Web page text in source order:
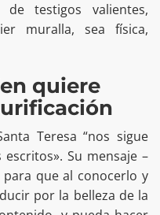
de testigos valientes,
muralla, sea física,
quiere
Teresa “nos sigue
Su mensaje –
que al conocerlo y
por la belleza de la